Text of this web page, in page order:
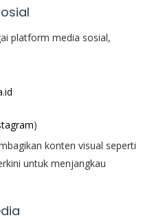
platform media sosial,
)
konten visual seperti
untuk menjangkau